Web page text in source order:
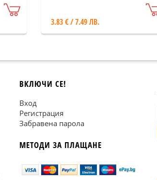
3.83 € / 7.49 ЛВ.
ВКЛЮЧИ СЕ!
Вход
Регистрация
Забравена парола
МЕТОДИ ЗА ПЛАЩАНЕ